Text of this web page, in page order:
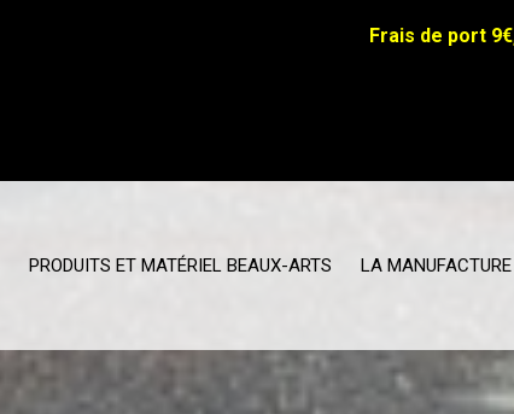
Frais de port
PRODUITS ET MATÉRIEL BEAUX-ARTS LA MANUFACTURE